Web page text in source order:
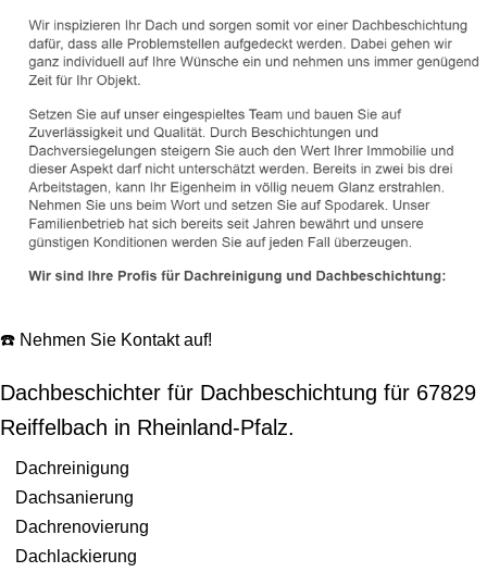
☎️ Nehmen Sie Kontakt auf!
Dachbeschichter für Dachbeschichtung für 67829
Reiffelbach in Rheinland-Pfalz.
Dachreinigung
Dachsanierung
Dachrenovierung
Dachlackierung